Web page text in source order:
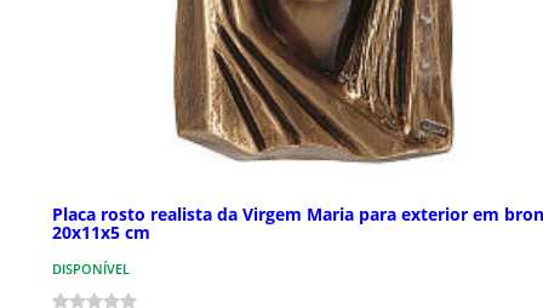
Placa rosto realista da Virgem Maria para exterior em
20x11x5 cm
DISPONÍVEL